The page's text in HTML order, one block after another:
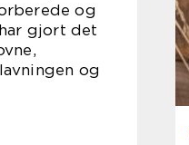
og
gjort det
og